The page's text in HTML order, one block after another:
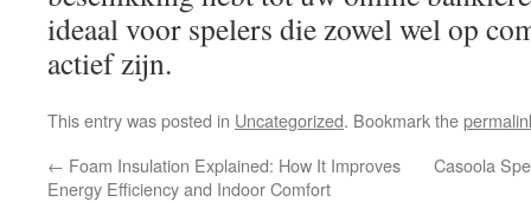
ideaal voor spelers die zowel wel op
actief zijn.
This entry was posted in Uncategorized. Bookmark the
← Foam Insulation Explained: How It Improves
Energy Efficiency and Indoor Comfort
Casoola